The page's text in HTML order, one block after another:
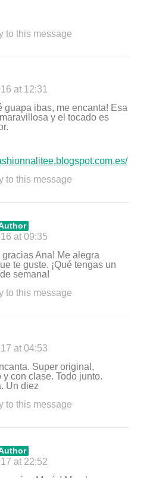
to this message
at 12:31
guapa ibas, me encanta! Esa
y el tocado es
to this message
at 09:35
gracias Ana! Me alegra
te guste. ¡Qué tengas un
semana!
to this message
at 04:53
Super original,
y con clase. Todo junto.
Un diez
to this message
at 22:52